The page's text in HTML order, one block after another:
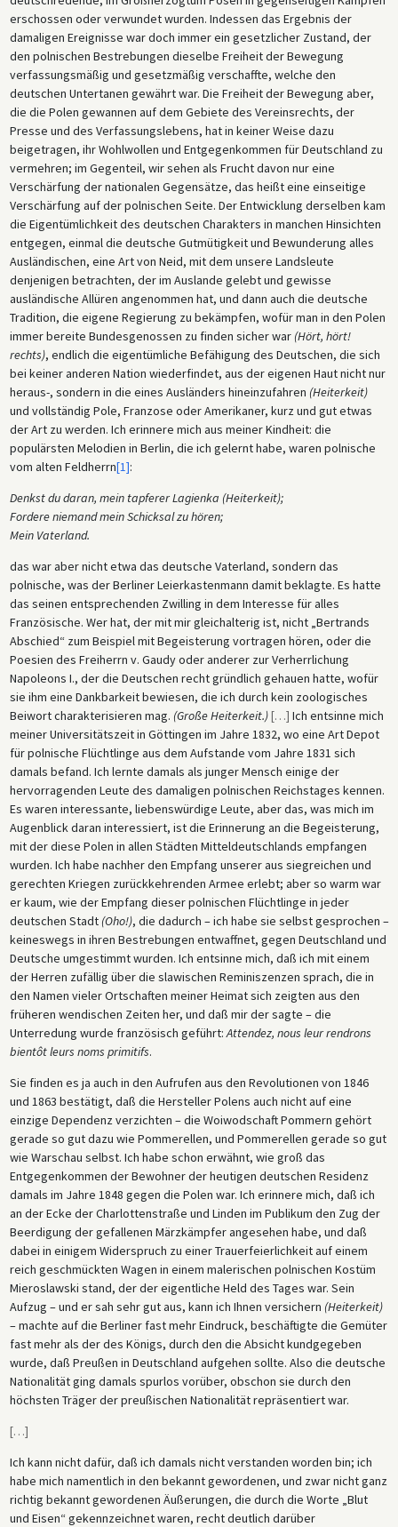
erschossen oder verwundet wurden. Indessen das Ergebnis der
damaligen Ereignisse war doch immer ein gesetzlicher Zustand, der
den polnischen Bestrebungen dieselbe Freiheit der Bewegung
verfassungsmäßig und gesetzmäßig verschaffte, welche den
deutschen Untertanen gewährt war. Die Freiheit der Bewegung aber,
die die Polen gewannen auf dem Gebiete des Vereinsrechts, der
Presse und des Verfassungslebens, hat in keiner Weise dazu
beigetragen, ihr Wohlwollen und Entgegenkommen für Deutschland zu
vermehren; im Gegenteil, wir sehen als Frucht davon nur eine
Verschärfung der nationalen Gegensätze, das heißt eine einseitige
Verschärfung auf der polnischen Seite. Der Entwicklung derselben kam
die Eigentümlichkeit des deutschen Charakters in manchen Hinsichten
entgegen, einmal die deutsche Gutmütigkeit und Bewunderung alles
Ausländischen, eine Art von Neid, mit dem unsere Landsleute
denjenigen betrachten, der im Auslande gelebt und gewisse
ausländische Allüren angenommen hat, und dann auch die deutsche
Tradition, die eigene Regierung zu bekämpfen, wofür man in den Polen
immer bereite Bundesgenossen zu finden sicher war (Hört, hört!
rechts), endlich die eigentümliche Befähigung des Deutschen, die sich
bei keiner anderen Nation wiederfindet, aus der eigenen Haut nicht nur
heraus-, sondern in die eines Ausländers hineinzufahren (Heiterkeit)
und vollständig Pole, Franzose oder Amerikaner, kurz und gut etwas
der Art zu werden. Ich erinnere mich aus meiner Kindheit: die
populärsten Melodien in Berlin, die ich gelernt habe, waren polnische
vom alten Feldherrn[1]:
Denkst du daran, mein tapferer Lagienka (Heiterkeit);
Fordere niemand mein Schicksal zu hören;
Mein Vaterland.
das war aber nicht etwa das deutsche Vaterland, sondern das
polnische, was der Berliner Leierkastenmann damit beklagte. Es hatte
das seinen entsprechenden Zwilling in dem Interesse für alles
Französische. Wer hat, der mit mir gleichalterig ist, nicht „Bertrands
Abschied“ zum Beispiel mit Begeisterung vortragen hören, oder die
Poesien des Freiherrn v. Gaudy oder anderer zur Verherrlichung
Napoleons I., der die Deutschen recht gründlich gehauen hatte, wofür
sie ihm eine Dankbarkeit bewiesen, die ich durch kein zoologisches
Beiwort charakterisieren mag. (Große Heiterkeit.)[…] Ich entsinne mich
meiner Universitätszeit in Göttingen im Jahre 1832, wo eine Art Depot
für polnische Flüchtlinge aus dem Aufstande vom Jahre 1831 sich
damals befand. Ich lernte damals als junger Mensch einige der
hervorragenden Leute des damaligen polnischen Reichstages kennen.
Es waren interessante, liebenswürdige Leute, aber das, was mich im
Augenblick daran interessiert, ist die Erinnerung an die Begeisterung,
mit der diese Polen in allen Städten Mitteldeutschlands empfangen
wurden. Ich habe nachher den Empfang unserer aus siegreichen und
gerechten Kriegen zurückkehrenden Armee erlebt; aber so warm war
er kaum, wie der Empfang dieser polnischen Flüchtlinge in jeder
deutschen Stadt (Oho!), die dadurch – ich habe sie selbst gesprochen –
keineswegs in ihren Bestrebungen entwaffnet, gegen Deutschland und
Deutsche umgestimmt wurden. Ich entsinne mich, daß ich mit einem
der Herren zufällig über die slawischen Reminiszenzen sprach, die in
den Namen vieler Ortschaften meiner Heimat sich zeigten aus den
früheren wendischen Zeiten her, und daß mir der sagte – die
Unterredung wurde französisch geführt: Attendez, nous leur rendrons
bientôt leurs noms primitifs.
Sie finden es ja auch in den Aufrufen aus den Revolutionen von 1846
und 1863 bestätigt, daß die Hersteller Polens auch nicht auf eine
einzige Dependenz verzichten – die Woiwodschaft Pommern gehört
gerade so gut dazu wie Pommerellen, und Pommerellen gerade so gut
wie Warschau selbst. Ich habe schon erwähnt, wie groß das
Entgegenkommen der Bewohner der heutigen deutschen Residenz
damals im Jahre 1848 gegen die Polen war. Ich erinnere mich, daß ich
an der Ecke der Charlottenstraße und Linden im Publikum den Zug der
Beerdigung der gefallenen Märzkämpfer angesehen habe, und daß
dabei in einigem Widerspruch zu einer Trauerfeierlichkeit auf einem
reich geschmückten Wagen in einem malerischen polnischen Kostüm
Mieroslawski stand, der der eigentliche Held des Tages war. Sein
Aufzug – und er sah sehr gut aus, kann ich Ihnen versichern (Heiterkeit)
– machte auf die Berliner fast mehr Eindruck, beschäftigte die Gemüter
fast mehr als der des Königs, durch den die Absicht kundgegeben
wurde, daß Preußen in Deutschland aufgehen sollte. Also die deutsche
Nationalität ging damals spurlos vorüber, obschon sie durch den
höchsten Träger der preußischen Nationalität repräsentiert war.
[…]
Ich kann nicht dafür, daß ich damals nicht verstanden worden bin; ich
habe mich namentlich in den bekannt gewordenen, und zwar nicht ganz
richtig bekannt gewordenen Äußerungen, die durch die Worte „Blut
und Eisen“ gekennzeichnet waren, recht deutlich darüber